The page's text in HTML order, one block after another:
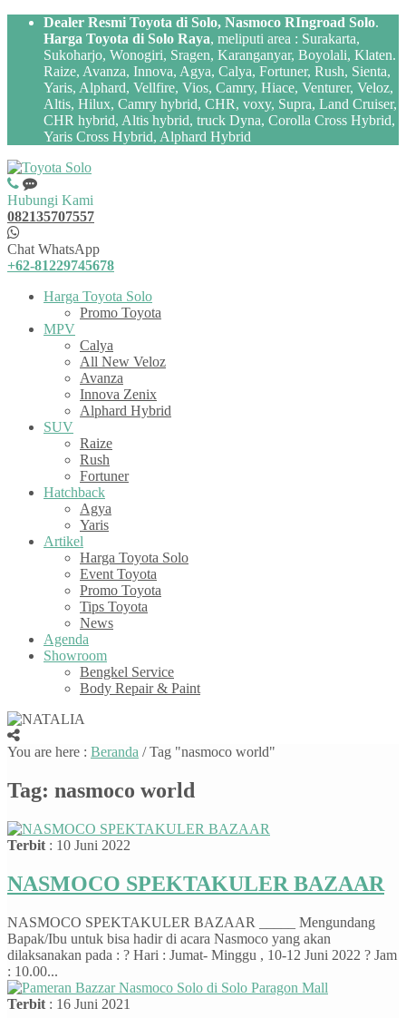
Dealer Resmi Toyota di Solo, Nasmoco RIngroad Solo.
Harga Toyota di Solo Raya, meliputi area : Surakarta,
Sukoharjo, Wonogiri, Sragen, Karanganyar, Boyolali, Klaten.
Raize, Avanza, Innova, Agya, Calya, Fortuner, Rush, Sienta,
Yaris, Alphard, Vellfire, Vios, Camry, Hiace, Venturer, Veloz,
Altis, Hilux, Camry hybrid, CHR, voxy, Supra, Land Cruiser,
CHR hybrid, Altis hybrid, truck Dyna, Corolla Cross Hybrid,
Yaris Cross Hybrid, Alphard Hybrid
Hubungi Kami
082135707557
Chat WhatsApp
+62-81229745678
Harga Toyota Solo
Promo Toyota
MPV
Calya
All New Veloz
Avanza
Innova Zenix
Alphard Hybrid
SUV
Raize
Rush
Fortuner
Hatchback
Agya
Yaris
Artikel
Harga Toyota Solo
Event Toyota
Promo Toyota
Tips Toyota
News
Agenda
Showroom
Bengkel Service
Body Repair & Paint
You are here : Beranda /Tag "nasmoco world"
Tag: nasmoco world
Terbit : 10 Juni 2022
NASMOCO SPEKTAKULER BAZAAR
NASMOCO SPEKTAKULER BAZAAR _____ Mengundang
Bapak/Ibu untuk bisa hadir di acara Nasmoco yang akan
dilaksanakan pada : ? Hari : Jumat- Minggu , 10-12 Juni 2022 ? Jam
: 10.00...
Terbit : 16 Juni 2021